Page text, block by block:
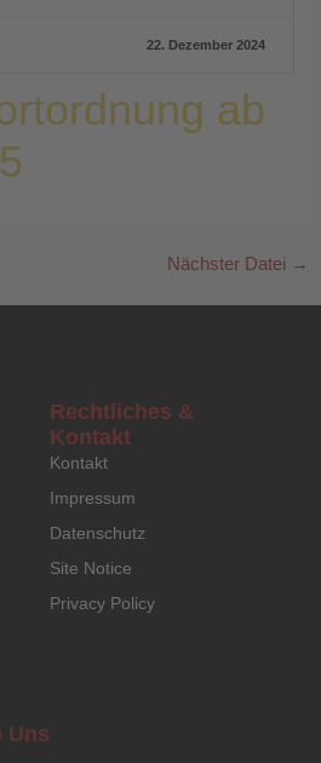
22. Dezember 2024
ab
Nächster Datei →
Rechtliches &
Kontakt
Kontakt
Impressum
Datenschutz
Site Notice
Privacy Policy
Uns